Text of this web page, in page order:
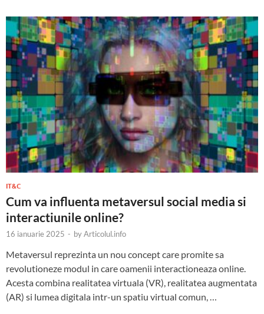
IT&C
Cum va influenta metaversul social media si
interactiunile online?
16 ianuarie 2025 - byArticolul.info
Metaversul reprezinta un nou concept care promite sa
revolutioneze modul in care oamenii interactioneaza online.
Acesta combina realitatea virtuala (VR), realitatea augmentata
(AR) si lumea digitala intr-un spatiu virtual comun, …